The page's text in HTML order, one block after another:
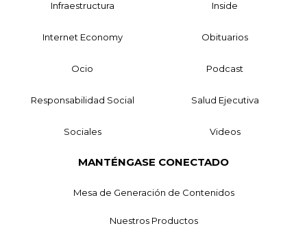
Infraestructura Inside
Internet Economy Obituarios
Ocio Podcast
Responsabilidad Social Salud Ejecutiva
Sociales Videos
MANTÉNGASE CONECTADO
Mesa de Generación de Contenidos
Nuestros Productos